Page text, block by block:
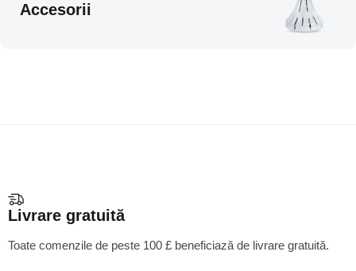
Accesorii
Livrare gratuită
Toate comenzile de peste 100 £ beneficiază de livrare gratuită.